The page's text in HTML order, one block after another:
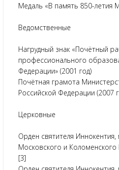
Медаль «В память 850-летия
Ведомственные
Нагрудный знак «Почётный
профессионального
Федерации» (2001 год)
Почётная грамота
Российской Федерации (2007
Церковные
Орден святителя
Московского и Коломенского
[3]